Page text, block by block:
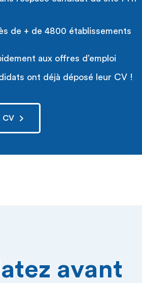
de + de 4800 établissements
aux offres d’emploi
ont déjà déposé leur CV !
CV
avant